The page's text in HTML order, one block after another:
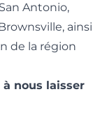
Antonio,
ainsi
de la région
à nous laisser